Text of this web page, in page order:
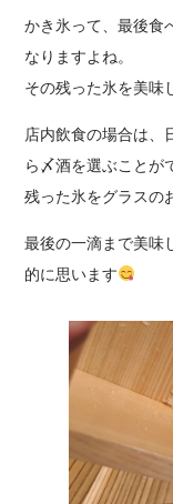
かき氷って、最後食
なりますよね。
その残った氷を美味
店内飲食の場合は、
ら〆酒を選ぶことが
残った氷をグラスの
最後の一滴まで美味
的に思います